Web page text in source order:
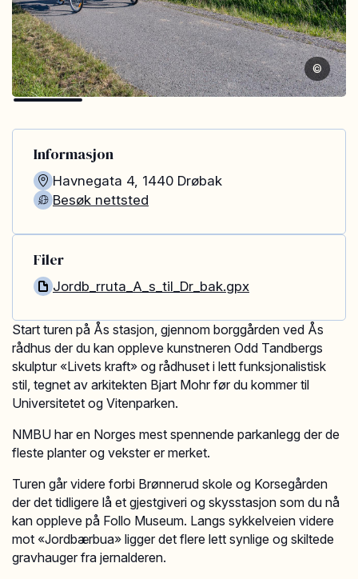
©
Start turen på Ås stasjon, gjennom borggården ved Ås
rådhus der du kan oppleve kunstneren Odd Tandbergs
skulptur «Livets kraft» og rådhuset i lett funksjonalistisk
stil, tegnet av arkitekten Bjart Mohr før du kommer til
Universitetet og Vitenparken.
NMBU har en Norges mest spennende parkanlegg der de
fleste planter og vekster er merket.
Turen går videre forbi Brønnerud skole og Korsegården
der det tidligere lå et gjestgiveri og skysstasjon som du nå
kan oppleve på Follo Museum. Langs sykkelveien videre
mot «Jordbærbua» ligger det flere lett synlige og skiltede
gravhauger fra jernalderen.
Informasjon
Havnegata 4, 1440 Drøbak
Besøk nettsted
Filer
Jordb_rruta_A_s_til_Dr_bak.gpx